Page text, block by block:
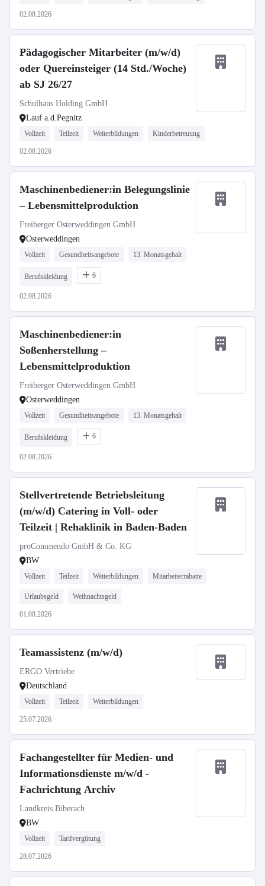
02.08.2026
Pädagogischer Mitarbeiter (m/w/d)
oder Quereinsteiger (14 Std./Woche)
ab SJ 26/27
Schulhaus Holding GmbH
Lauf a.d.Pegnitz
Vollzeit Teilzeit Weiterbildungen Kinderbetreuung
02.08.2026
Maschinenbediener:in Belegungslinie
– Lebensmittelproduktion
Freiberger Osterweddingen GmbH
Osterweddingen
Vollzeit Gesundheitsangebote 13. Monatsgehalt
Berufskleidung 6
02.08.2026
Maschinenbediener:in
Soßenherstellung –
Lebensmittelproduktion
Freiberger Osterweddingen GmbH
Osterweddingen
Vollzeit Gesundheitsangebote 13. Monatsgehalt
Berufskleidung 6
02.08.2026
Stellvertretende Betriebsleitung
(m/w/d) Catering in Voll- oder
Teilzeit | Rehaklinik in Baden-Baden
proCommendo GmbH & Co. KG
BW
Vollzeit Teilzeit Weiterbildungen Mitarbeiterrabatte
Urlaubsgeld Weihnachtsgeld
01.08.2026
Teamassistenz (m/w/d)
ERGO Vertriebe
Deutschland
Vollzeit Teilzeit Weiterbildungen
25.07.2026
Fachangestellter für Medien- und
Informationsdienste m/w/d -
Fachrichtung Archiv
Landkreis Biberach
BW
Vollzeit Tarifvergütung
28.07.2026